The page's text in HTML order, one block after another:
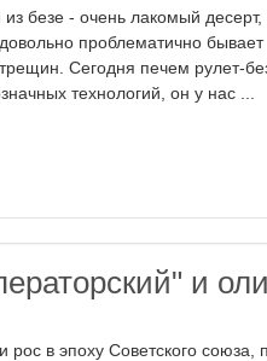
безе - очень лакомый
довольно проблематично
Сегодня печем рулет-
технологий, он у нас ...
и
рос в эпоху Советского союза,